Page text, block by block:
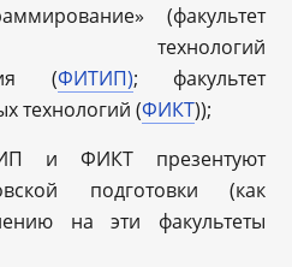
(факультет
технологий
(ФИТИП); факультет
технологий (ФИКТ));
и ФИКТ презентуют
подготовки (как
на эти факультеты